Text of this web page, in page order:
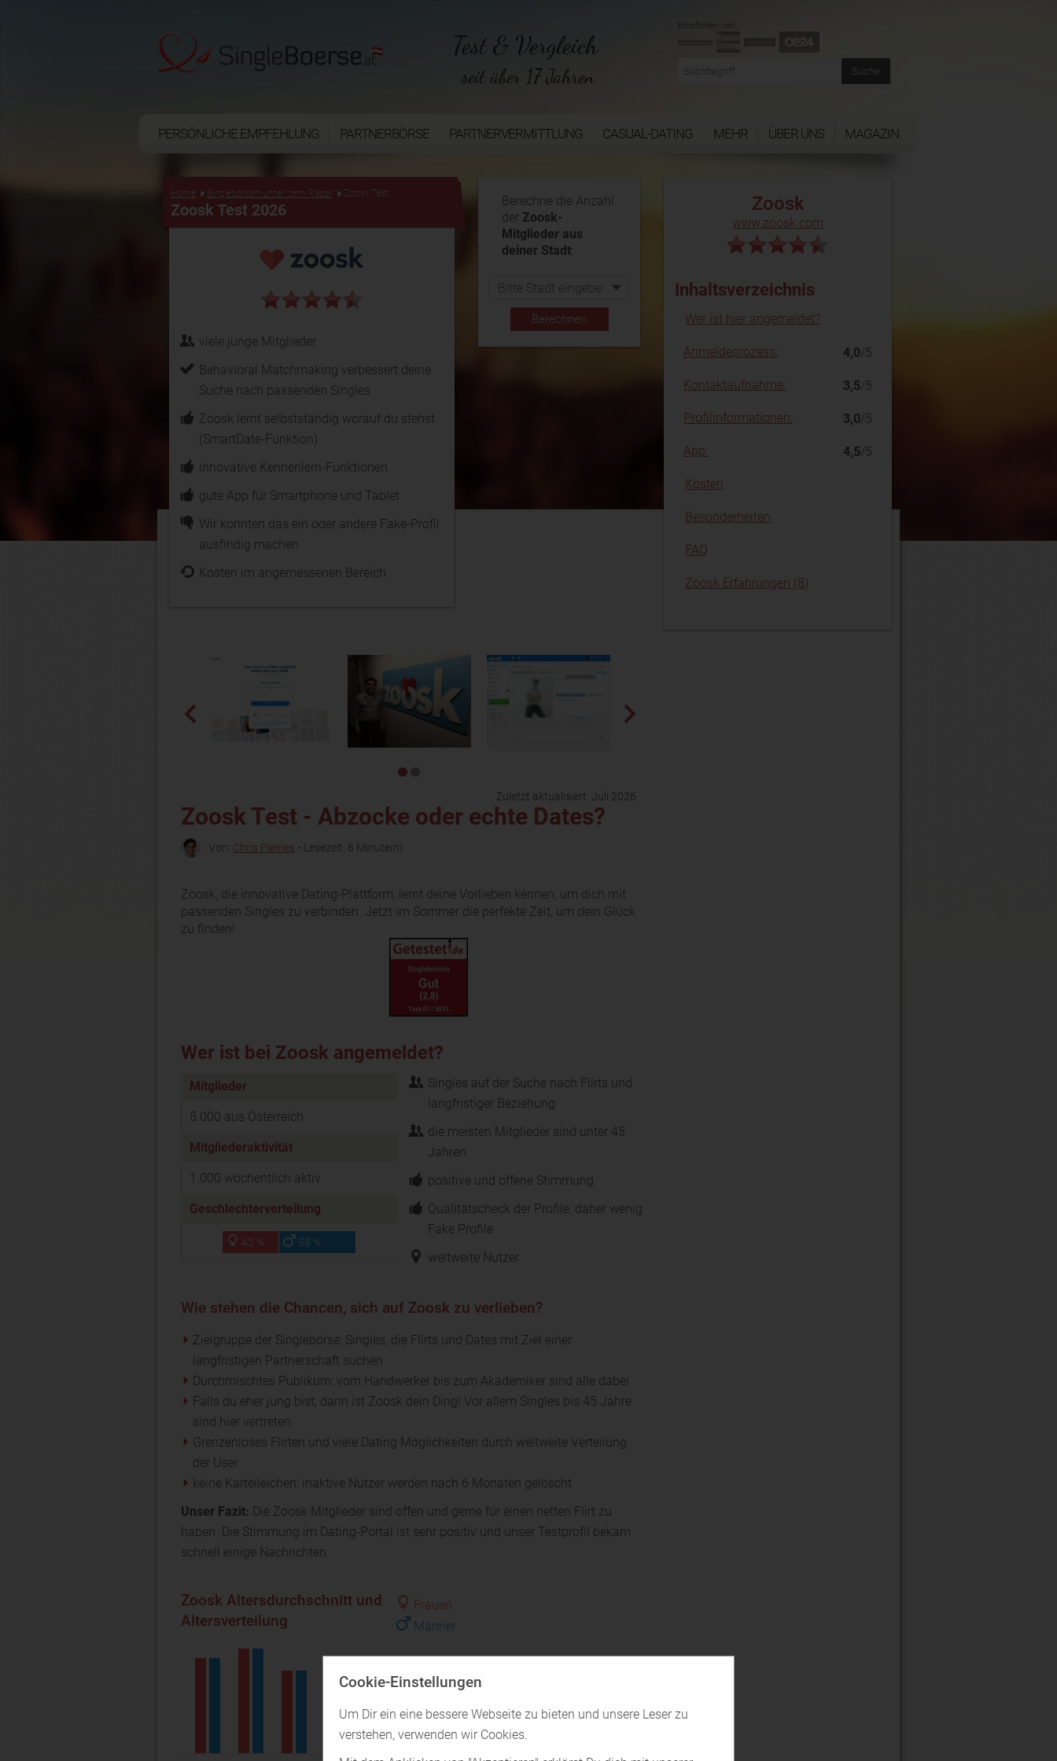
Cookie-Einstellungen
Um Dir ein eine bessere Webseite zu bieten und unsere Leser zu
verstehen, verwenden wir Cookies.
Test & Vergleich
seit über 17 Jahren
Empfohlen von:
PERSÖNLICHE EMPFEHLUNG PARTNERBÖRSE PARTNERVERMITTLUNG CASUAL-DATING MEHR ÜBER UNS MAGAZIN
Home Singlebörsen unter dem Radar Zoosk Test
Zoosk Test 2026
viele junge Mitglieder
Behavioral Matchmaking verbessert deine
Suche nach passenden Singles
Zoosk lernt selbstständig worauf du stehst
(SmartDate-Funktion)
innovative Kennenlern-Funktionen
gute App für Smartphone und Tablet
Wir konnten das ein oder andere Fake-Profil
ausfindig machen
Kosten im angemessenen Bereich
Zoosk
www.zoosk.com
Inhaltsverzeichnis
Wer ist hier angemeldet?
Anmeldeprozess: 4,0/5
Kontaktaufnahme: 3,5/5
Profilinformationen: 3,0/5
App: 4,5/5
Kosten
Besonderheiten
FAQ
Zoosk Erfahrungen (8)
Berechne die Anzahl
der Zoosk-
Mitglieder aus
deiner Stadt:
Zuletzt aktualisiert: Juli 2026
Zoosk Test - Abzocke oder echte Dates?
Von: Chris Pleines • Lesezeit: 6 Minute(n)
Zoosk, die innovative Dating-Plattform, lernt deine Vorlieben kennen, um dich mit
passenden Singles zu verbinden. Jetzt im Sommer die perfekte Zeit, um dein Glück
zu finden!
Wer ist bei Zoosk angemeldet?
Mitglieder
5.000 aus Österreich
Mitgliederaktivität
1.000 wöchentlich aktiv
Geschlechterverteilung
42 % 58 %
Singles auf der Suche nach Flirts und
langfristiger Beziehung
die meisten Mitglieder sind unter 45
Jahren
positive und offene Stimmung
Qualitätscheck der Profile, daher wenig
Fake Profile
weltweite Nutzer
Wie stehen die Chancen, sich auf Zoosk zu verlieben?
Zielgruppe der Singlebörse: Singles, die Flirts und Dates mit Ziel einer
langfristigen Partnerschaft suchen
Durchmischtes Publikum: vom Handwerker bis zum Akademiker sind alle dabei
Falls du eher jung bist, dann ist Zoosk dein Ding! Vor allem Singles bis 45 Jahre
sind hier vertreten
Grenzenloses Flirten und viele Dating Möglichkeiten durch weltweite Verteilung
der User
keine Karteileichen: inaktive Nutzer werden nach 6 Monaten gelöscht
Unser Fazit: Die Zoosk Mitglieder sind offen und gerne für einen netten Flirt zu
haben. Die Stimmung im Dating-Portal ist sehr positiv und unser Testprofil bekam
schnell einige Nachrichten.
Frauen
Männer
Zoosk Altersdurchschnitt und
Altersverteilung